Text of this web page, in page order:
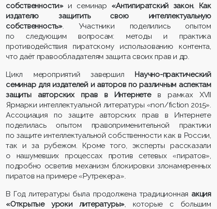
собственности»и семинар «Антипиратский закон. Как
издателю защитить свою интеллектуальную
собственность». Участники поделились опытом
по следующим вопросам: методы и практика
противодействия пиратскому использованию контента,
что даёт правообладателям защита своих прав и др.
Цикл мероприятий завершил Научно-практический
семинар для издателей и авторов по различным аспектам
защиты авторских прав в Интернете в рамках XVII
Ярмарки интеллектуальной литературы «non/fiction 2015».
Ассоциация по защите авторских прав в Интернете
поделилась опытом правоприменительной практики
по защите интеллектуальной собственности как в России,
так и за рубежом. Кроме того, эксперты рассказали
о нашумевших процессах против сетевых «пиратов»,
подробно осветив механизм блокировки злонамеренных
пиратов на примере «Рутрекера».
В Год литературы была продолжена традиционная акция
«Открытые уроки литературы», которые с большим